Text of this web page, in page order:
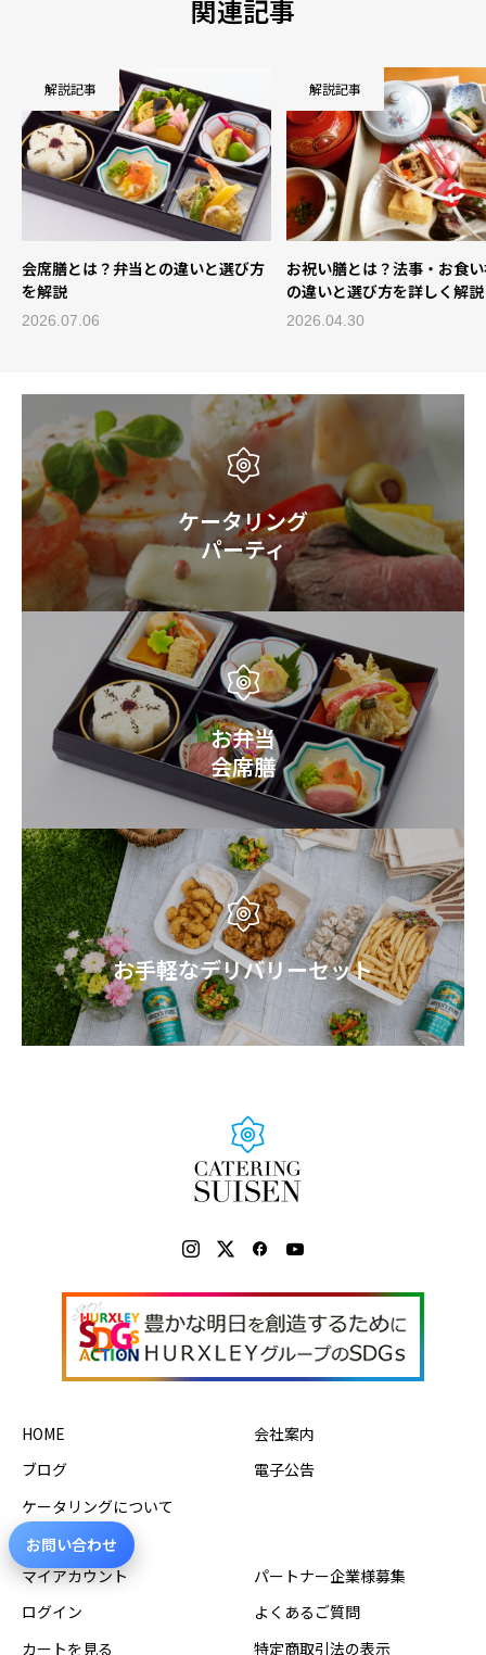
お問い合わせ
関連記事
会席膳とは？弁当との違いと選び方
を解説
2026.07.06
解説記事
お祝い膳とは？法事・お食
の違いと選び方を詳しく解説
2026.04.30
解説記事
ケータリング
パーティ
お弁当
会席膳
お手軽なデリバリーセット
HOME
ブログ
ケータリングについて
会社案内
電子公告
マイアカウント
ログイン
カートを見る
パートナー企業様募集
よくあるご質問
特定商取引法の表示
ケータリング 法事法要料理